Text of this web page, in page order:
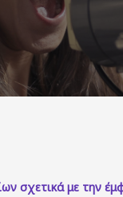
σχετικά με την